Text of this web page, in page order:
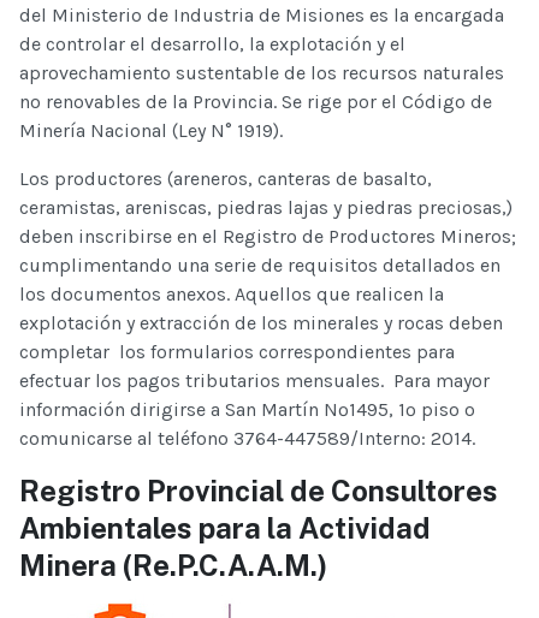
del Ministerio de Industria de Misiones es la encargada
de controlar el desarrollo, la explotación y el
aprovechamiento sustentable de los recursos naturales
no renovables de la Provincia. Se rige por el Código de
Minería Nacional (Ley N° 1919).
Los productores (areneros, canteras de basalto,
ceramistas, areniscas, piedras lajas y piedras preciosas,)
deben inscribirse en el Registro de Productores Mineros;
cumplimentando una serie de requisitos detallados en
los documentos anexos. Aquellos que realicen la
explotación y extracción de los minerales y rocas deben
completar los formularios correspondientes para
efectuar los pagos tributarios mensuales. Para mayor
información dirigirse a San Martín Nº1495, 1º piso o
comunicarse al teléfono 3764-447589/Interno: 2014.
Registro Provincial de Consultores
Ambientales para la Actividad
Minera (Re.P.C.A.A.M.)